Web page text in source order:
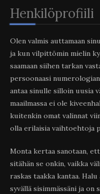
Henkilöprofiili
Olen valmis auttamaan
ja kun vilpittömin mielin
saamaan siihen tarkan
persoonaasi
antaa sinulle silloin uusia
maailmassa ei ole
kuitenkin omat valinnat
olla erilaisia vaihtoehtoja
Monta kertaa sanotaan,
sitähän se onkin, vaikka
raskas taakka kantaa.
syvällä sisimmässäni ja